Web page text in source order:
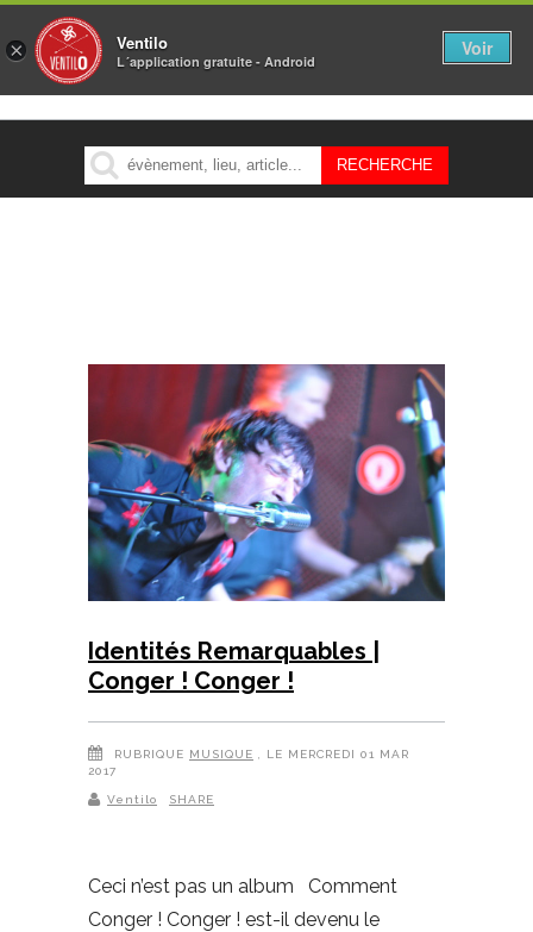
MENU
Identités Remarquables |
Conger ! Conger !
RUBRIQUE MUSIQUE
, LE MERCREDI 01 MAR
2017
Ventilo SHARE
Ceci n’est pas un album Comment
Conger ! Conger ! est-il devenu le
× Ventilo
L´application gratuite - Android
Voir